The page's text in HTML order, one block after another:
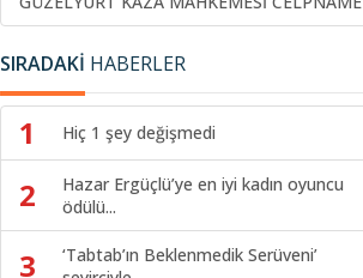
SIRADAKİ HABERLER
1 Hiç 1 şey değişmedi
2
Hazar Ergüçlü’ye en iyi kadın oyuncu
ödülü...
3
‘Tabtab’ın Beklenmedik Serüveni’